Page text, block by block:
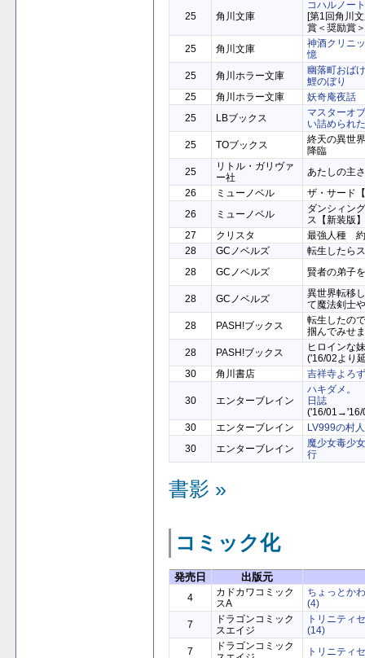
25 角川文庫
コハルノー
[第1回角川
賞＜奨励賞＞
25
角川文庫
神酒クリニ
憶
25
角川ホラー文庫
幽落町おば
鯉のぼり
25
角川ホラー文庫
妖奇庵夜話
25
LBブックス
マスターオ
い詰められ
25
TOブックス
終天の異世
降臨
25
リトル・ガリヴァ
ー社
あたしの主
26
ミューノベル
ザ・サード
26
ミューノベル
ダンシィン
ス【新装版
27
クリスタ
最強人種 約
28
GCノベルズ
転生したら
28
GCノベルズ 賢者の弟子
28 GCノベルズ
異世界転移
て魔法剣士
28
PASH!ブックス
転生したの
掴んでみせ
28
PASH!ブックス
ヒロインな
('16/02より
30
角川書店 吉祥寺よろ
30 エンターブレイン
ハキダメ。
日誌
('16/01→'16/
30
エンターブレイン
LV999の村
30
エンターブレイン
魔少女毒少
行
書影 »
コミック化
発売日 出版元
4
カドカワコミック
スA
ちょっとか
(4)
7
ドラゴンコミック
スエイジ
トリニティ
(14)
7
ドラゴンコミック
トリニティ